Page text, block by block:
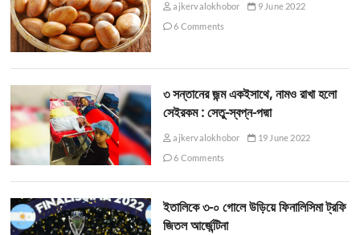
ajkervalokhobor
9 June 2022
6 Comments
৩ সন্তানের জন্ম একইসাথে, নামও রাখা হলো
সেইরকম : সেতু-স্বপ্ন-পদ্মা
ajkervalokhobor
19 June 2022
6 Comments
ইতালিকে ৩-০ গোলে উড়িয়ে ফিনালিসিমা ট্রফি
জিতল আর্জেন্টিনা